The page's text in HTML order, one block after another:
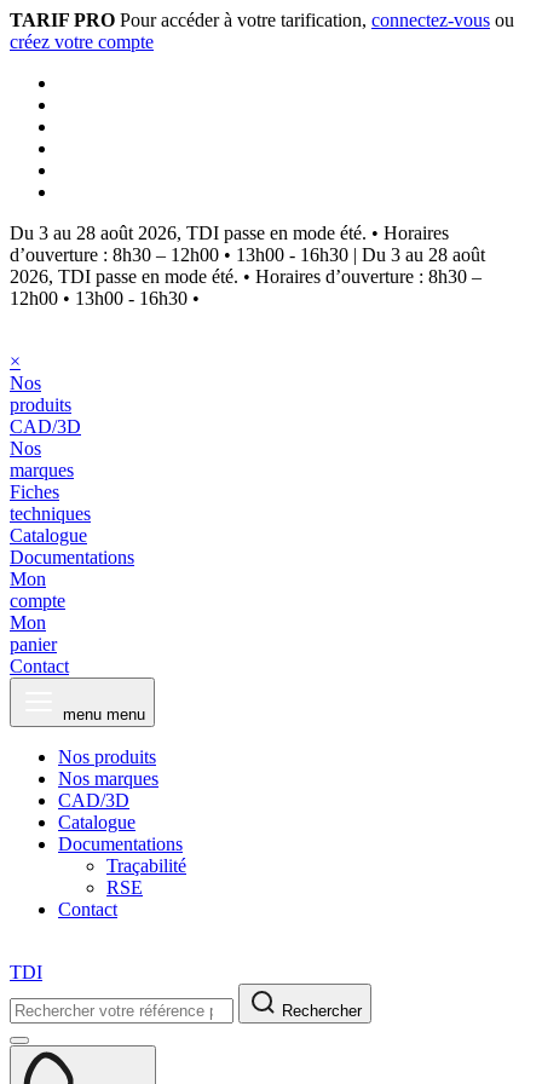
TARIF PRO Pour accéder à votre tarification, connectez-vous ou
créez votre compte
Du 3 au 28 août 2026, TDI passe en mode été. • Horaires
d’ouverture : 8h30 – 12h00 • 13h00 - 16h30 | Du 3 au 28 août
2026, TDI passe en mode été. • Horaires d’ouverture : 8h30 –
12h00 • 13h00 - 16h30 •
×
Nos
produits
CAD/3D
Nos
marques
Fiches
techniques
Catalogue
Documentations
Mon
compte
Mon
panier
Contact
menu menu
Nos produits
Nos marques
CAD/3D
Catalogue
Documentations
Traçabilité
RSE
Contact
TDI
Rechercher